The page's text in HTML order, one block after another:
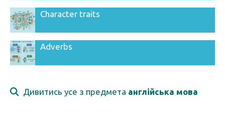
Character traits
Adverbs
Дивитись усе з предмета англійська мова